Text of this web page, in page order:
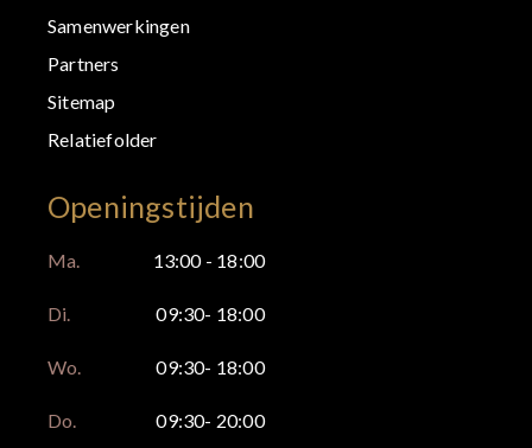
Samenwerkingen
Partners
Sitemap
Relatiefolder
Openingstijden
Ma. 13:00 - 18:00
Di. 09:30- 18:00
Wo. 09:30- 18:00
Do. 09:30- 20:00